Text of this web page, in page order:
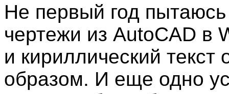
Не первый год
чертежи из AutoCAD в
и кириллический
образом. И еще одно